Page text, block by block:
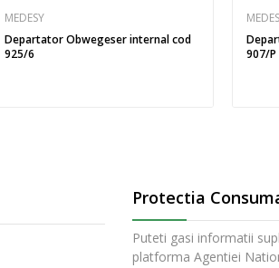
MEDESY
Departator Obwegeser internal cod
925/6
907/P
Protectia
Puteti gasi informatii
platforma Agentiei